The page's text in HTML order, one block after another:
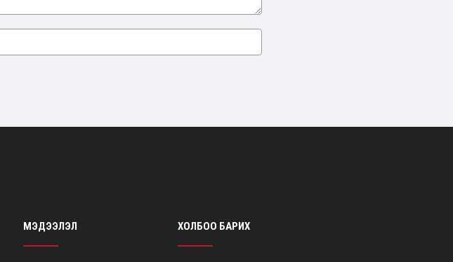
МЭДЭЭЛЭЛ ХОЛБОО БАРИХ